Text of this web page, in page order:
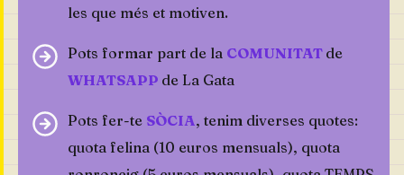
les que més et motiven.
Pots formar part de la COMUNITAT de
WHATSAPP de La Gata
Pots fer-te SÒCIA, tenim diverses quotes:
quota felina (10 euros mensuals), quota